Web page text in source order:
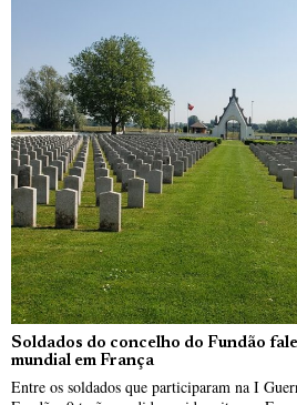
Soldados do concelho do Fundão
mundial em França
Entre os soldados que participaram na I